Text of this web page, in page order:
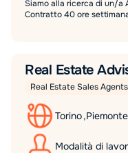
Siamo alla ricerca di un/a
Contratto 40 ore
Real Estate
Real Estate Sales Agents
Torino,Piemonte
Modalità di